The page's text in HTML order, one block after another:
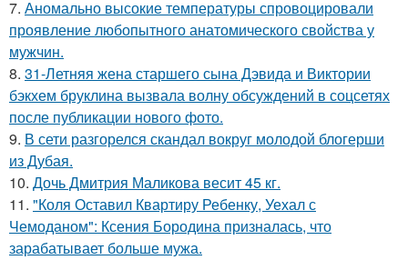
7. Аномально высокие температуры спровоцировали
проявление любопытного анатомического свойства у
мужчин.
8. 31-Летняя жена старшего сына Дэвида и Виктории
бэкхем бруклина вызвала волну обсуждений в соцсетях
после публикации нового фото.
9. В сети разгорелся скандал вокруг молодой блогерши
из Дубая.
10. Дочь Дмитрия Маликова весит 45 кг.
11. "Коля Оставил Квартиру Ребенку, Уехал с
Чемоданом": Ксения Бородина призналась, что
зарабатывает больше мужа.